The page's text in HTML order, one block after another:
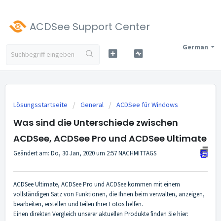
ACDSee Support Center
German
Lösungsstartseite General ACDSee für Windows
Was sind die Unterschiede zwischen
ACDSee, ACDSee Pro und ACDSee Ultimate
Geändert am: Do, 30 Jan, 2020 um 2:57 NACHMITTAGS
ACDSee Ultimate, ACDSee Pro und ACDSee kommen mit einem
vollständigen Satz von Funktionen, die Ihnen beim verwalten, anzeigen,
bearbeiten, erstellen und teilen Ihrer Fotos helfen.
Einen direkten Vergleich unserer aktuellen Produkte finden Sie hier: